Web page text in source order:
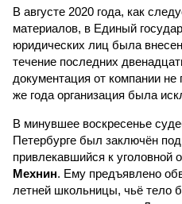
В августе 2020 года, как
материалов, в Единый
юридических лиц была
течение последних
документация от компании не
же года организация была
В минувшее воскресенье
Петербурге был заключён
привлекавшийся к уголовной
Мехнин. Ему предъявлено
летней школьницы, чьё тело